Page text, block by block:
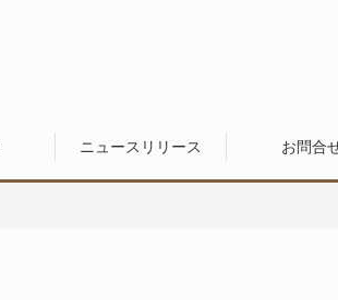
ニュースリリース お問合